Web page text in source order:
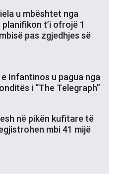
u mbështet nga
t’i ofrojë 1
pas zgjedhjes së
Infantinos u pagua nga
i “The Telegraph”
në pikën kufitare të
mbi 41 mijë